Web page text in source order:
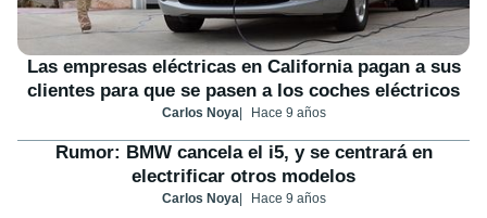
Las empresas eléctricas en California pagan a sus
clientes para que se pasen a los coches eléctricos
Carlos Noya Hace 9 años
Rumor: BMW cancela el i5, y se centrará en
electrificar otros modelos
Carlos Noya Hace 9 años